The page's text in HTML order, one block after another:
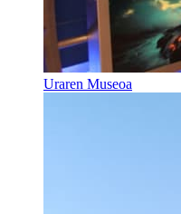
Uraren Museoa